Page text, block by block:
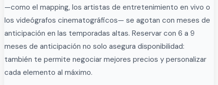
—como el mapping, los artistas de entretenimiento en vivo o
los videógrafos cinematográficos— se agotan con meses de
anticipación en las temporadas altas. Reservar con 6 a 9
meses de anticipación no solo asegura disponibilidad:
también te permite negociar mejores precios y personalizar
cada elemento al máximo.